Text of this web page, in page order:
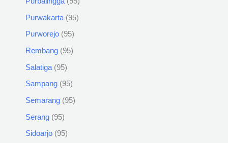
Purwakarta 95
Purworejo 95
Rembang 95
Salatiga 95
Sampang 95
Semarang 95
Serang 95
Sidoarjo 95